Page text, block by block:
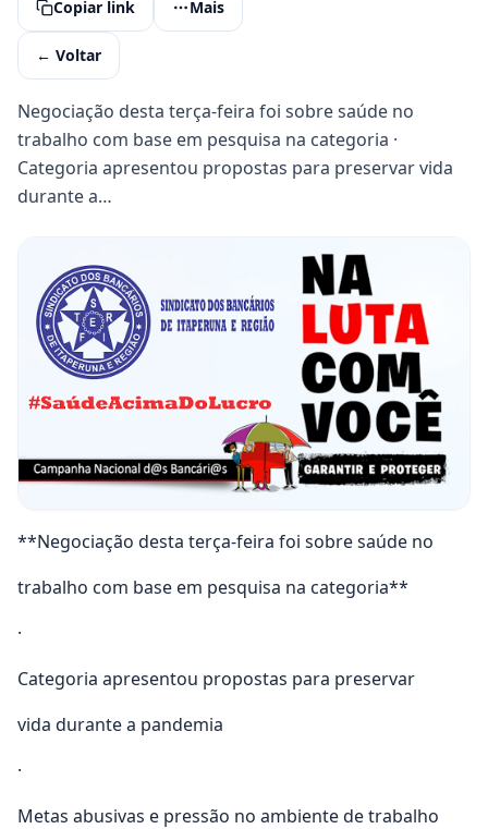
Copiar link Mais
← Voltar
Negociação desta terça-feira foi sobre saúde no
trabalho com base em pesquisa na categoria ·
Categoria apresentou propostas para preservar vida
durante a…
**Negociação desta terça-feira foi sobre saúde no
trabalho com base em pesquisa na categoria**
·
Categoria apresentou propostas para preservar
vida durante a pandemia
·
Metas abusivas e pressão no ambiente de trabalho